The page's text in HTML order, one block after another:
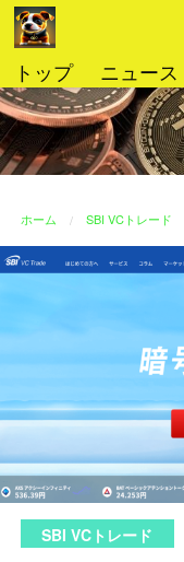
コ
ン
ン
ツ
へ
ス
プ
トップ ニュース
ホーム SBI VCトレード
SBI VCトレード